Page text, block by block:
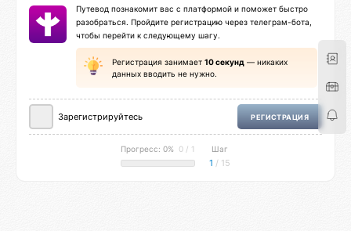
Путевод познакомит вас с платформой и поможет быстро
разобраться. Пройдите регистрацию через телеграм-бота,
чтобы перейти к следующему шагу.
Регистрация занимает 10 секунд — никаких
данных вводить не нужно.
Зарегистрируйтесь РЕГИСТРАЦИЯ
Прогресс: 0% 0 / 1 Шаг
1 / 15